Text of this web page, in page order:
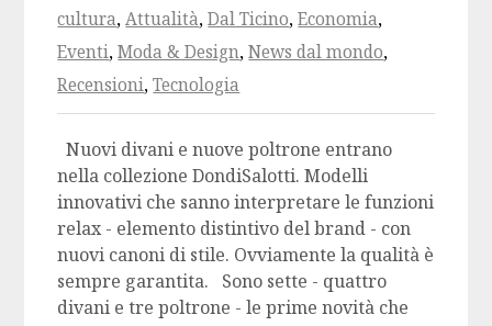
cultura,Attualità,Dal Ticino,Economia,
Eventi,Moda & Design,News dal mondo,
Recensioni,Tecnologia
Nuovi divani e nuove poltrone entrano
nella collezione DondiSalotti. Modelli
innovativi che sanno interpretare le funzioni
relax - elemento distintivo del brand - con
nuovi canoni di stile. Ovviamente la qualità è
sempre garantita. Sono sette - quattro
divani e tre poltrone - le prime novità che